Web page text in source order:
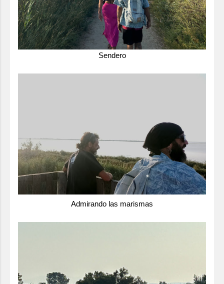
Sendero
Admirando las marismas